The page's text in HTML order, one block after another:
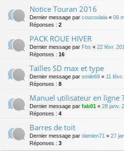
Notice Touran 2016
Dernier message par coucoulala « 06
Réponses : 2
PACK ROUE HIVER
Dernier message par Fbs « 22 févr.
Réponses : 16
Tailles SD max et type
Dernier message par smile68 « 11
Réponses : 8
Manuel utilisateur en ligne ?
Dernier message par fab01 « 28 janv.
Réponses : 4
Barres de toit
Dernier message par damien71 « 27
Réponses : 3